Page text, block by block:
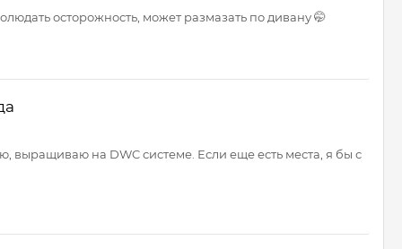
осторожность, может размазать по дивану 🤭
выращиваю на DWC системе. Если еще есть места, я бы с